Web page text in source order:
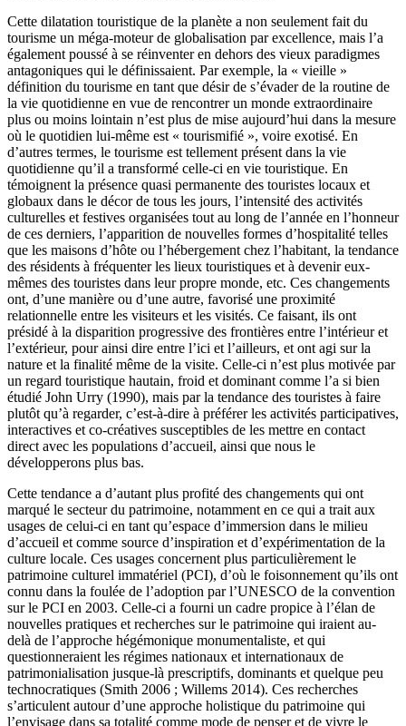
Cette dilatation touristique de la planète a non seulement fait du
tourisme un méga-moteur de globalisation par excellence, mais l’a
également poussé à se réinventer en dehors des vieux paradigmes
antagoniques qui le définissaient. Par exemple, la « vieille »
définition du tourisme en tant que désir de s’évader de la routine de
la vie quotidienne en vue de rencontrer un monde extraordinaire
plus ou moins lointain n’est plus de mise aujourd’hui dans la mesure
où le quotidien lui-même est « tourismifié », voire exotisé. En
d’autres termes, le tourisme est tellement présent dans la vie
quotidienne qu’il a transformé celle-ci en vie touristique. En
témoignent la présence quasi permanente des touristes locaux et
globaux dans le décor de tous les jours, l’intensité des activités
culturelles et festives organisées tout au long de l’année en l’honneur
de ces derniers, l’apparition de nouvelles formes d’hospitalité telles
que les maisons d’hôte ou l’hébergement chez l’habitant, la tendance
des résidents à fréquenter les lieux touristiques et à devenir eux-
mêmes des touristes dans leur propre monde, etc. Ces changements
ont, d’une manière ou d’une autre, favorisé une proximité
relationnelle entre les visiteurs et les visités. Ce faisant, ils ont
présidé à la disparition progressive des frontières entre l’intérieur et
l’extérieur, pour ainsi dire entre l’ici et l’ailleurs, et ont agi sur la
nature et la finalité même de la visite. Celle-ci n’est plus motivée par
un regard touristique hautain, froid et dominant comme l’a si bien
étudié John Urry (1990), mais par la tendance des touristes à faire
plutôt qu’à regarder, c’est-à-dire à préférer les activités participatives,
interactives et co-créatives susceptibles de les mettre en contact
direct avec les populations d’accueil, ainsi que nous le
développerons plus bas.
Cette tendance a d’autant plus profité des changements qui ont
marqué le secteur du patrimoine, notamment en ce qui a trait aux
usages de celui-ci en tant qu’espace d’immersion dans le milieu
d’accueil et comme source d’inspiration et d’expérimentation de la
culture locale. Ces usages concernent plus particulièrement le
patrimoine culturel immatériel (PCI), d’où le foisonnement qu’ils ont
connu dans la foulée de l’adoption par l’UNESCO de la convention
sur le PCI en 2003. Celle-ci a fourni un cadre propice à l’élan de
nouvelles pratiques et recherches sur le patrimoine qui iraient au-
delà de l’approche hégémonique monumentaliste, et qui
questionneraient les régimes nationaux et internationaux de
patrimonialisation jusque-là prescriptifs, dominants et quelque peu
technocratiques (Smith 2006 ; Willems 2014). Ces recherches
s’articulent autour d’une approche holistique du patrimoine qui
l’envisage dans sa totalité comme mode de penser et de vivre le